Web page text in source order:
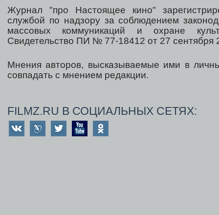
Журнал "про Настоящее кино"
службой по надзору за соблюдением
массовых коммуникаций и охране
Свидетельство ПИ № 77-18412 от 27 сентября
Мнения авторов, высказываемые ими в
совпадать с мнением редакции.
FILMZ.RU В СОЦИАЛЬНЫХ СЕТЯХ: